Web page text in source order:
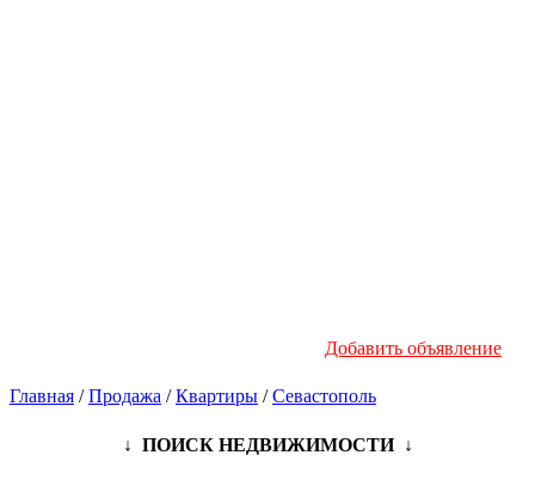
Добавить объявление
Главная /Продажа /Квартиры /Севастополь
↓ ПОИСК НЕДВИЖИМОСТИ ↓